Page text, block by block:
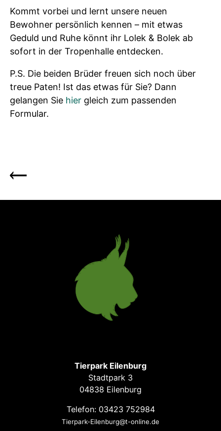
Kommt vorbei und lernt unsere neuen
Bewohner persönlich kennen – mit etwas
Geduld und Ruhe könnt ihr Lolek & Bolek ab
sofort in der Tropenhalle entdecken.
P.S. Die beiden Brüder freuen sich noch über
treue Paten! Ist das etwas für Sie? Dann
gelangen Sie hier gleich zum passenden
Formular.
Tierpark Eilenburg
Stadtpark 3
04838 Eilenburg
Telefon: 03423 752984
Tierpark-Eilenburg@t-online.de